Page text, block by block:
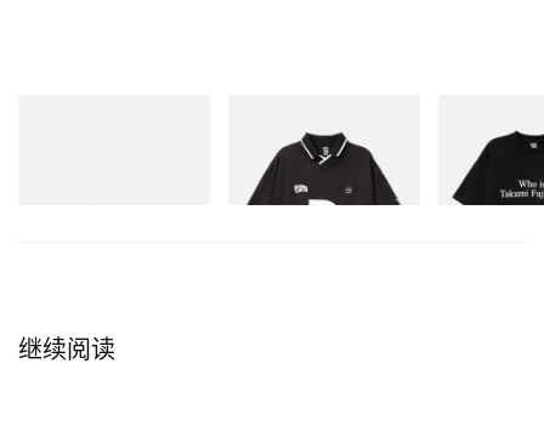
Billionaire Boys Club X
Initial D Game Shirt
立刻购入
Billionaire
Initial D
立刻购入
继续阅读